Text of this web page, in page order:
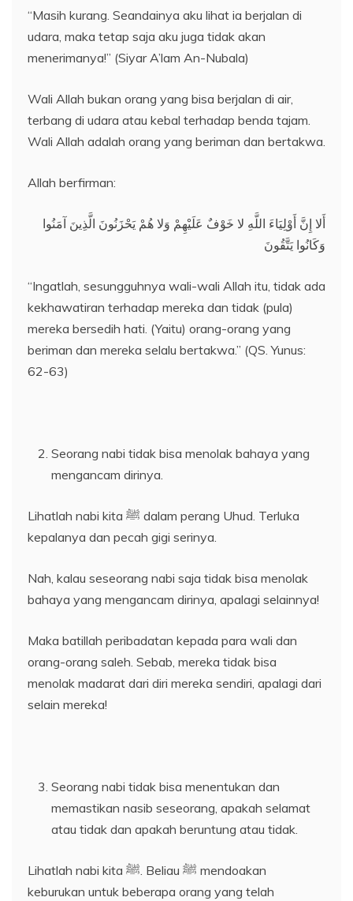
“Masih kurang. Seandainya aku lihat ia berjalan di
udara, maka tetap saja aku juga tidak akan
menerimanya!” (Siyar A’lam An-Nubala)
Wali Allah bukan orang yang bisa berjalan di air,
terbang di udara atau kebal terhadap benda tajam.
Wali Allah adalah orang yang beriman dan bertakwa.
Allah berfirman:
أَلا إِنَّ أَوْلِيَاءَ اللَّهِ لا خَوْفٌ عَلَيْهِمْ وَلا هُمْ يَحْزَنُونَ الَّذِينَ آمَنُوا
وَكَانُوا يَتَّقُونَ
“Ingatlah, sesungguhnya wali-wali Allah itu, tidak ada
kekhawatiran terhadap mereka dan tidak (pula)
mereka bersedih hati. (Yaitu) orang-orang yang
beriman dan mereka selalu bertakwa.” (QS. Yunus:
62-63)
Seorang nabi tidak bisa menolak bahaya yang
mengancam dirinya.
Lihatlah nabi kita ﷺ dalam perang Uhud. Terluka
kepalanya dan pecah gigi serinya.
Nah, kalau seseorang nabi saja tidak bisa menolak
bahaya yang mengancam dirinya, apalagi selainnya!
Maka batillah peribadatan kepada para wali dan
orang-orang saleh. Sebab, mereka tidak bisa
menolak madarat dari diri mereka sendiri, apalagi dari
selain mereka!
Seorang nabi tidak bisa menentukan dan
memastikan nasib seseorang, apakah selamat
atau tidak dan apakah beruntung atau tidak.
Lihatlah nabi kita ﷺ. Beliau ﷺ mendoakan
keburukan untuk beberapa orang yang telah